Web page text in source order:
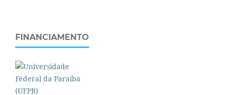
FINANCIAMENTO